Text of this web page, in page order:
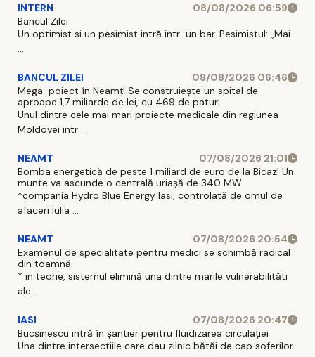
INTERN
08/08/2026 06:59
Bancul Zilei
Un optimist si un pesimist intră intr-un bar. Pesimistul: „Mai
...
BANCUL ZILEI
08/08/2026 06:46
Mega-poiect în Neamț! Se construiește un spital de
aproape 1,7 miliarde de lei, cu 469 de paturi
Unul dintre cele mai mari proiecte medicale din regiunea
Moldovei intr ...
NEAMT
07/08/2026 21:01
Bomba energetică de peste 1 miliard de euro de la Bicaz! Un
munte va ascunde o centrală uriașă de 340 MW
*compania Hydro Blue Energy Iasi, controlată de omul de
afaceri Iulia ...
NEAMT
07/08/2026 20:54
Examenul de specialitate pentru medici se schimbă radical
din toamnă
* in teorie, sistemul elimină una dintre marile vulnerabilităti
ale ...
IASI
07/08/2026 20:47
Bucșinescu intră în șantier pentru fluidizarea circulației
Una dintre intersectiile care dau zilnic bătăi de cap soferilor